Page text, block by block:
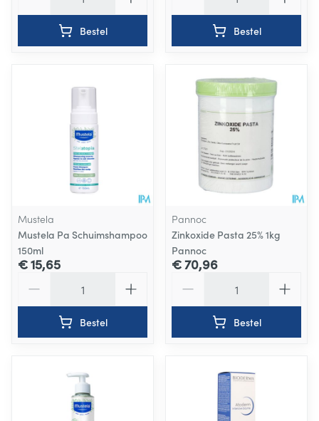
Bestel Bestel
Mustela
Mustela Pa Schuimshampoo
150ml
€ 15,65
Bestel
Pannoc
Zinkoxide Pasta 25% 1kg
Pannoc
€ 70,96
Bestel